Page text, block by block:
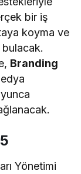
bir iş
koyma ve
bulacak.
Branding
Yönetimi